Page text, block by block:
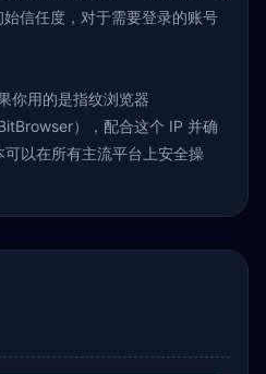
信任度，对于需要登录的账号
你用的是指纹浏览器
），配合这个 IP 并确
可以在所有主流平台上安全操